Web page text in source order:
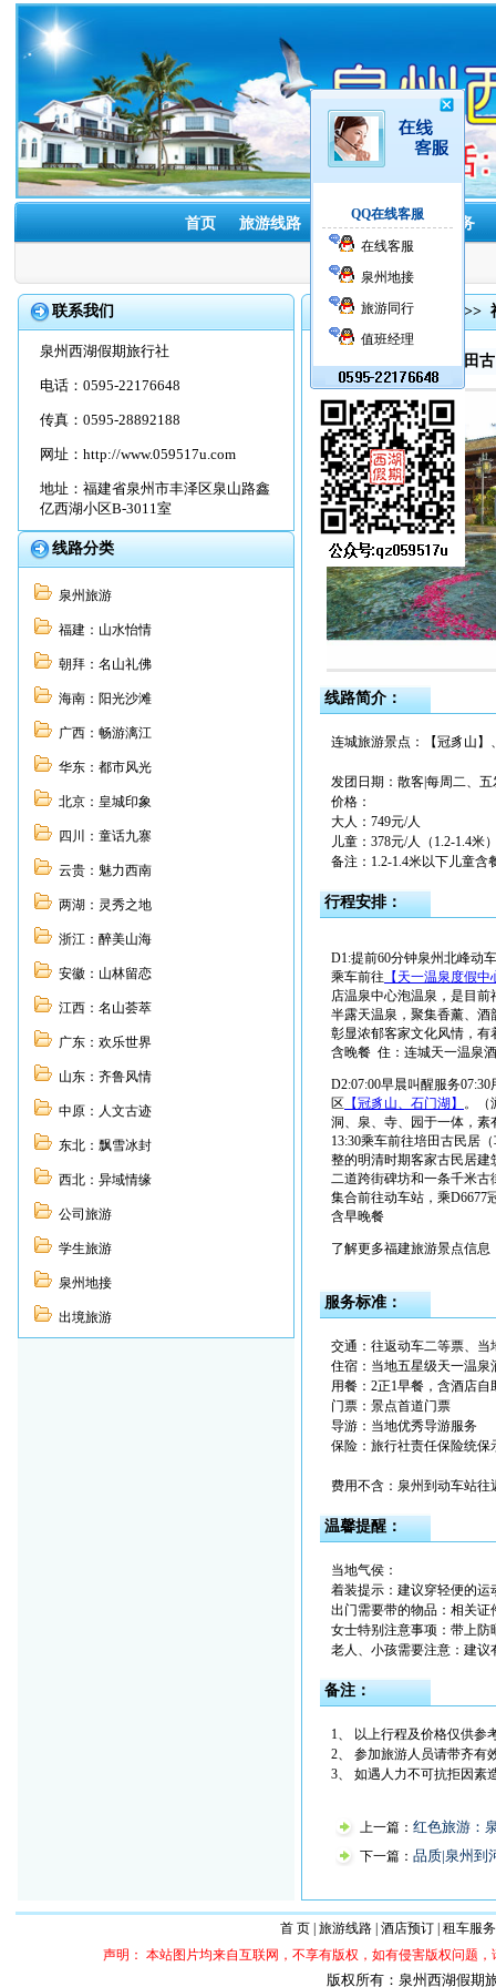
QQ在线客服
在线客服
泉州地接
旅游同行
值班经理
首页 旅游线路 酒店预订 租车服务
联系我们
泉州西湖假期旅行社
电话：0595-22176648
传真：0595-28892188
网址： http://www.059517u.com
地址：福建省泉州市丰泽区泉山路鑫
亿西湖小区B-3011室
线路分类
泉州旅游
福建：山水怡情
朝拜：名山礼佛
海南：阳光沙滩
广西：畅游漓江
华东：都市风光
北京：皇城印象
四川：童话九寨
云贵：魅力西南
两湖：灵秀之地
浙江：醉美山海
安徽：山林留恋
江西：名山荟萃
广东：欢乐世界
山东：齐鲁风情
中原：人文古迹
东北：飘雪冰封
西北：异域情缘
公司旅游
学生旅游
泉州地接
出境旅游
首页>>旅游线路 >>
泉州到连城冠豸山培田
线路简介：
连城旅游景点：【冠豸山
发团日期：散客|每周二、五
价格：
大人：749元/人
儿童：378元/人（1.2-1.4米
备注：1.2-1.4米以下儿童
行程安排：
D1:提前60分钟泉州北峰动
乘车前往 【天一温泉度假
店温泉中心泡温泉，是目
半露天温泉，聚集香薰、
彰显浓郁客家文化风情，有
含晚餐 住：连城天一温泉
D2:07:00早晨叫醒服务
区 【冠豸山、石门湖】 。（
洞、泉、寺、园于一体，素
13:30乘车前往培田古民居
整的明清时期客家古民居建
二道跨街碑坊和一条千米古
集合前往动车站，乘D6677
含早晚餐
了解更多福建旅游景点信息
服务标准：
交通：往返动车二等票、当
住宿：当地五星级天一温泉
用餐：2正1早餐，含酒店
门票：景点首道门票
导游：当地优秀导游服务
保险：旅行社责任保险统保
费用不含：泉州到动车站往
温馨提醒：
当地气侯：
着装提示：建议穿轻便的运
出门需要带的物品：相关证
女士特别注意事项：带上防
老人、小孩需要注意：建
备注：
1、 以上行程及价格仅供参
2、 参加旅游人员请带齐有
3、 如遇人力不可抗拒因素
上一篇： 红色旅游：
下一篇： 品质|泉州到
首 页| 旅游线路| 酒店预订| 租车服务
声明： 本站图片均来自互联网，不享有版权，如有侵害版权问题
版权所有：泉州西湖假